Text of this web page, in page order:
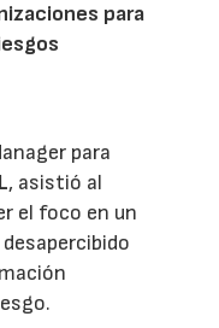
para
para
, asistió al
el foco en un